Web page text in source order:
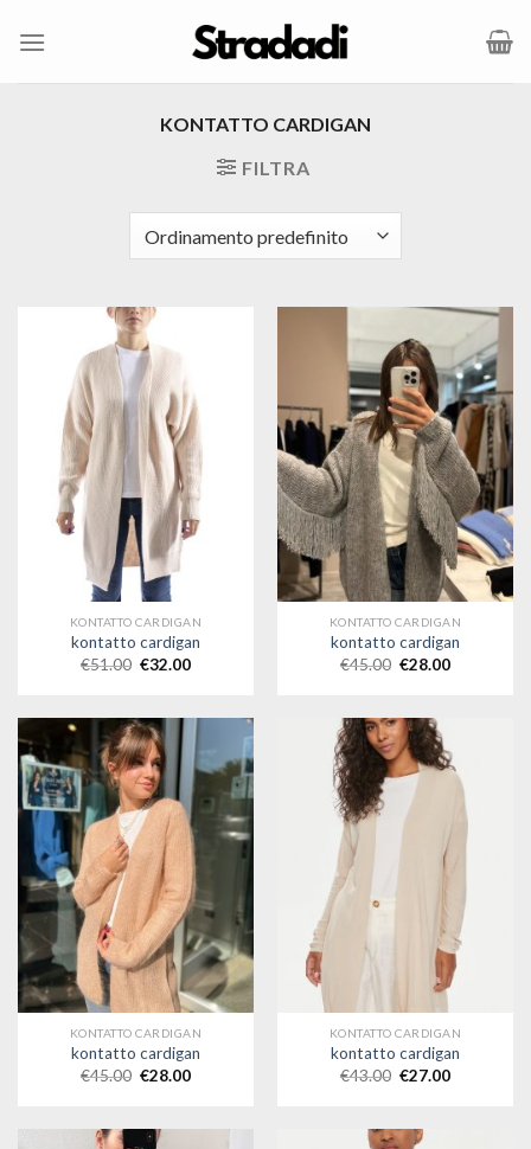
KONTATTO CARDIGAN
FILTRA
KONTATTO CARDIGAN
kontatto cardigan
€51.00 €32.00
KONTATTO CARDIGAN
kontatto cardigan
€45.00 €28.00
KONTATTO CARDIGAN
kontatto cardigan
€45.00 €28.00
KONTATTO CARDIGAN
kontatto cardigan
€43.00 €27.00